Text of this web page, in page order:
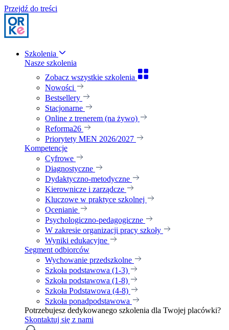
Przejdź do treści
Szkolenia
Nasze szkolenia
Zobacz wszystkie szkolenia
Nowości
Bestsellery
Stacjonarne
Online z trenerem (na żywo)
Reforma26
Priorytety MEN 2026/2027
Kompetencje
Cyfrowe
Diagnostyczne
Dydaktyczno-metodyczne
Kierownicze i zarządcze
Kluczowe w praktyce szkolnej
Ocenianie
Psychologiczno-pedagogiczne
W zakresie organizacji pracy szkoły
Wyniki edukacyjne
Segment odbiorców
Wychowanie przedszkolne
Szkoła podstawowa (1-3)
Szkoła podstawowa (1-8)
Szkoła Podstawowa (4-8)
Szkoła ponadpodstawowa
Potrzebujesz dedykowanego szkolenia dla Twojej placówki?
Skontaktuj się z nami